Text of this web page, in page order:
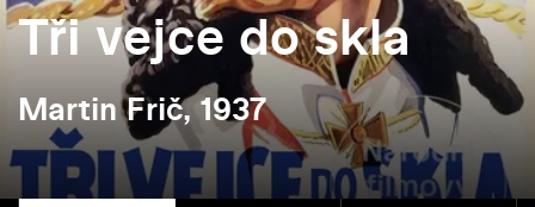
Tři vejce do skla
Martin Frič, 1937